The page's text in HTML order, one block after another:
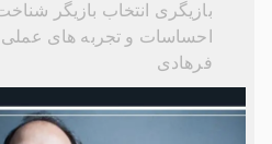
بازیگری انتخاب بازیگر
احساسات و تجربه های عملی
فرهادی